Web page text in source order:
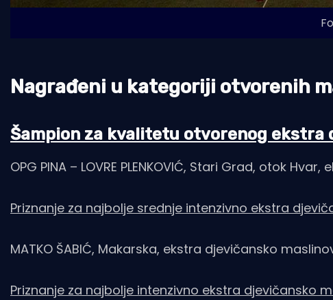
Nagrađeni u kategoriji otvorenih
Šampion za kvalitetu otvorenog ekstra
OPG PINA – LOVRE PLENKOVIĆ, Stari Grad, otok
Priznanje za najbolje srednje intenzivno ekstra
MATKO ŠABIĆ, Makarska, ekstra djevičansko
Priznanje za najbolje intenzivno ekstra djevičansko